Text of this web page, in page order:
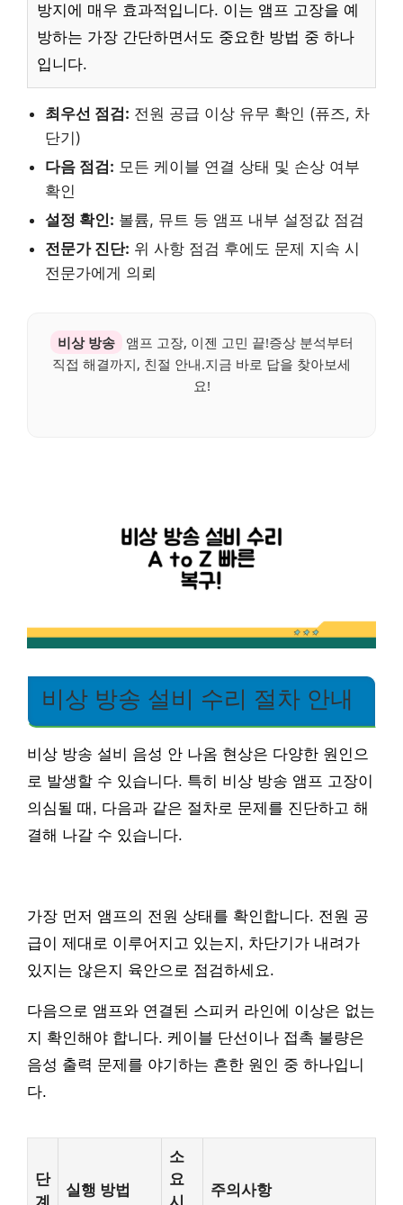
방지에 매우 효과적입니다. 이는 앰프 고장을 예
방하는 가장 간단하면서도 중요한 방법 중 하나
입니다.
최우선 점검: 전원 공급 이상 유무 확인 (퓨즈, 차
단기)
다음 점검: 모든 케이블 연결 상태 및 손상 여부
확인
설정 확인: 볼륨, 뮤트 등 앰프 내부 설정값 점검
전문가 진단: 위 사항 점검 후에도 문제 지속 시
전문가에게 의뢰
비상 방송
앰프 고장, 이젠 고민 끝!증상 분석부터
직접 해결까지, 친절 안내.지금 바로 답을 찾아보세
요!
비상 방송 설비 수리 절차 안내
비상 방송 설비 음성 안 나옴 현상은 다양한 원인으
로 발생할 수 있습니다. 특히 비상 방송 앰프 고장이
의심될 때, 다음과 같은 절차로 문제를 진단하고 해
결해 나갈 수 있습니다.
가장 먼저 앰프의 전원 상태를 확인합니다. 전원 공
급이 제대로 이루어지고 있는지, 차단기가 내려가
있지는 않은지 육안으로 점검하세요.
다음으로 앰프와 연결된 스피커 라인에 이상은 없는
지 확인해야 합니다. 케이블 단선이나 접촉 불량은
음성 출력 문제를 야기하는 흔한 원인 중 하나입니
다.
단
실행 방법
소
요
주의사항